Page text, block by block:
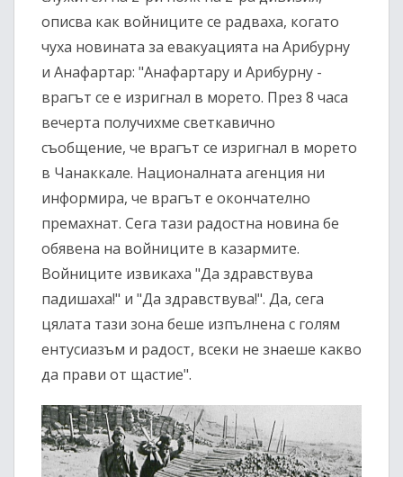
описва как войниците се радваха, когато
чуха новината за евакуацията на Арибурну
и Анафартар: "Анафартару и Арибурну -
врагът се е изригнал в морето. През 8 часа
вечерта получихме светкавично
съобщение, че врагът се изригнал в морето
в Чанаккале. Националната агенция ни
информира, че врагът е окончателно
премахнат. Сега тази радостна новина бе
обявена на войниците в казармите.
Войниците извикаха "Да здравствува
падишаха!" и "Да здравствува!". Да, сега
цялата тази зона беше изпълнена с голям
ентусиазъм и радост, всеки не знаеше какво
да прави от щастие".